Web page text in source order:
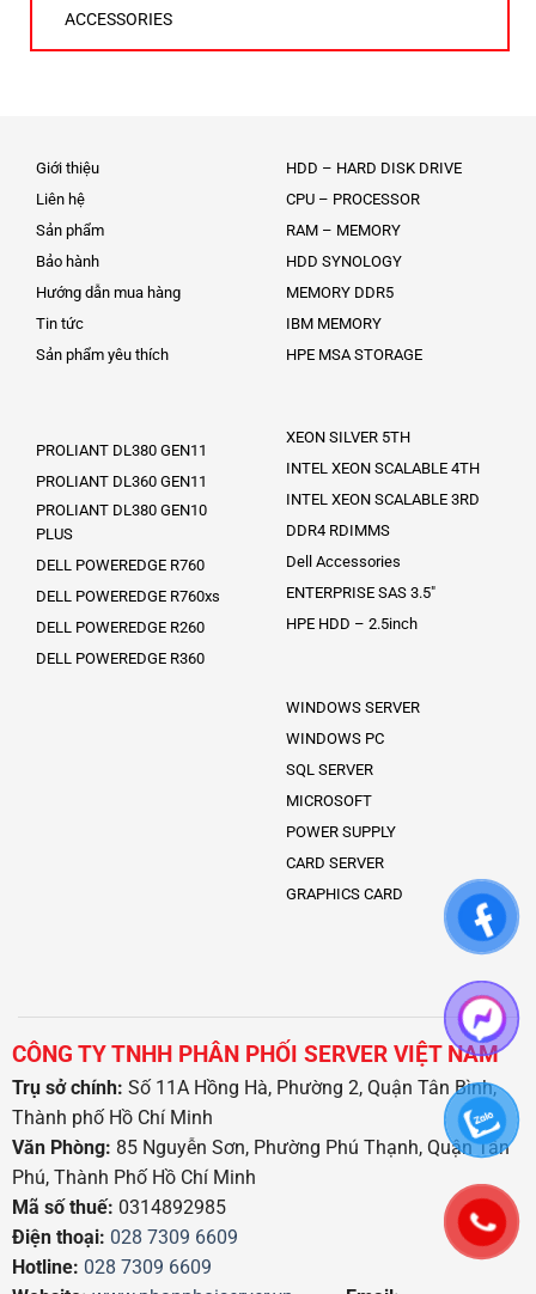
ACCESSORIES
Giới thiệu
Liên hệ
Sản phẩm
Bảo hành
Hướng dẫn mua hàng
Tin tức
Sản phẩm yêu thích
PROLIANT DL380 GEN11
PROLIANT DL360 GEN11
PROLIANT DL380 GEN10
PLUS
DELL POWEREDGE R760
DELL POWEREDGE R760xs
DELL POWEREDGE R260
DELL POWEREDGE R360
HDD – HARD DISK DRIVE
CPU – PROCESSOR
RAM – MEMORY
HDD SYNOLOGY
MEMORY DDR5
IBM MEMORY
HPE MSA STORAGE
XEON SILVER 5TH
INTEL XEON SCALABLE 4TH
INTEL XEON SCALABLE 3RD
DDR4 RDIMMS
Dell Accessories
ENTERPRISE SAS 3.5″
HPE HDD – 2.5inch
WINDOWS SERVER
WINDOWS PC
SQL SERVER
MICROSOFT
POWER SUPPLY
CARD SERVER
GRAPHICS CARD
CÔNG TY TNHH PHÂN PHỐI SERVER VIỆT NAM
Trụ sở chính: Số 11A Hồng Hà, Phường 2, Quận Tân Bình,
Thành phố Hồ Chí Minh
Văn Phòng: 85 Nguyễn Sơn, Phường Phú Thạnh, Quận Tân
Phú, Thành Phố Hồ Chí Minh
Mã số thuế: 0314892985
Điện thoại: 028 7309 6609
Hotline: 028 7309 6609